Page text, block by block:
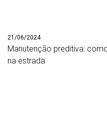
21/06/2024
Manutenção preditiva:
na estrada